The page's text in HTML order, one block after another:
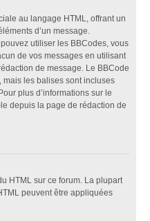
au langage HTML, offrant un
d’un message.
utiliser les BBCodes, vous
de vos messages en utilisant
de message. Le BBCode
mais les balises sont incluses
plus d’informations sur le
depuis la page de rédaction de
HTML sur ce forum. La plupart
peuvent être appliquées